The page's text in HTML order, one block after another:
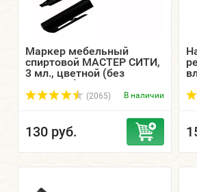
Маркер мебельный
спиртовой МАСТЕР СИТИ,
3 мл., цветной (без
упаковки).
(2065) В наличии
130 руб.